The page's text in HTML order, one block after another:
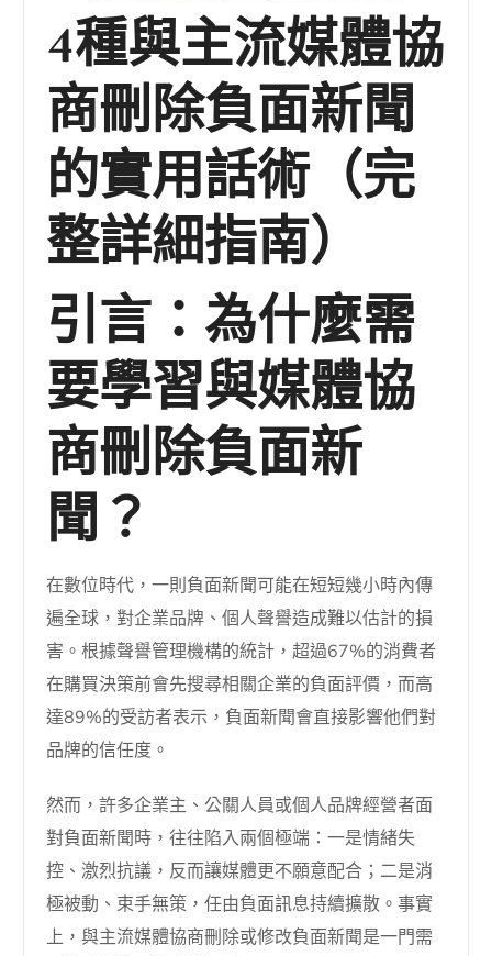
4種與主流媒體協
商刪除負面新聞
的實用話術（完
整詳細指南）
引言：為什麼需
要學習與媒體協
商刪除負面新
聞？
在數位時代，一則負面新聞可能在短短幾小時內傳
遍全球，對企業品牌、個人聲譽造成難以估計的損
害。根據聲譽管理機構的統計，超過67%的消費者
在購買決策前會先搜尋相關企業的負面評價，而高
達89%的受訪者表示，負面新聞會直接影響他們對
品牌的信任度。
然而，許多企業主、公關人員或個人品牌經營者面
對負面新聞時，往往陷入兩個極端：一是情緒失
控、激烈抗議，反而讓媒體更不願意配合；二是消
極被動、束手無策，任由負面訊息持續擴散。事實
上，與主流媒體協商刪除或修改負面新聞是一門需